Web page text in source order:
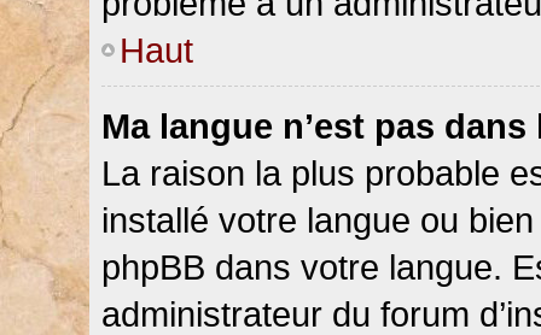
Haut
Ma langue n’est pas
La raison la plus probable
installé votre langue ou
phpBB dans votre langue.
administrateur du forum